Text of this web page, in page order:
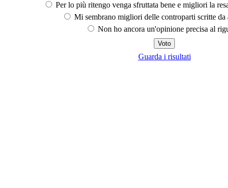
Per lo più ritengo venga sfruttata bene e migliori la
Mi sembrano migliori delle controparti scritte da
Non ho ancora un'opinione precisa al
Guarda i risultati